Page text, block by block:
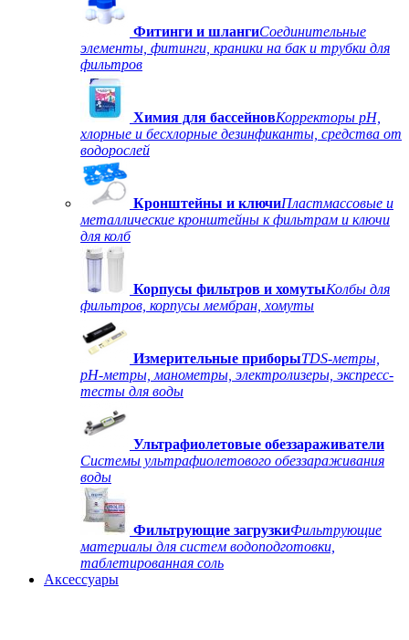
Фитинги и шлангиСоединительные
элементы, фитинги, краники на бак и трубки для
фильтров
Химия для бассейновКорректоры рН,
хлорные и бесхлорные дезинфиканты, средства от
водорослей
Кронштейны и ключиПластмассовые и
металлические кронштейны к фильтрам и ключи
для колб
Корпусы фильтров и хомутыКолбы для
фильтров, корпусы мембран, хомуты
Измерительные приборыTDS-метры,
рН-метры, манометры, электролизеры, экспресс-
тесты для воды
Ультрафиолетовые обеззараживатели
Системы ультрафиолетового обеззараживания
воды
Фильтрующие загрузкиФильтрующие
материалы для систем водоподготовки,
таблетированная соль
Аксессуары